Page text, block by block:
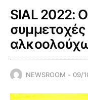
SIAL 2022:
NEWSROOM 09/